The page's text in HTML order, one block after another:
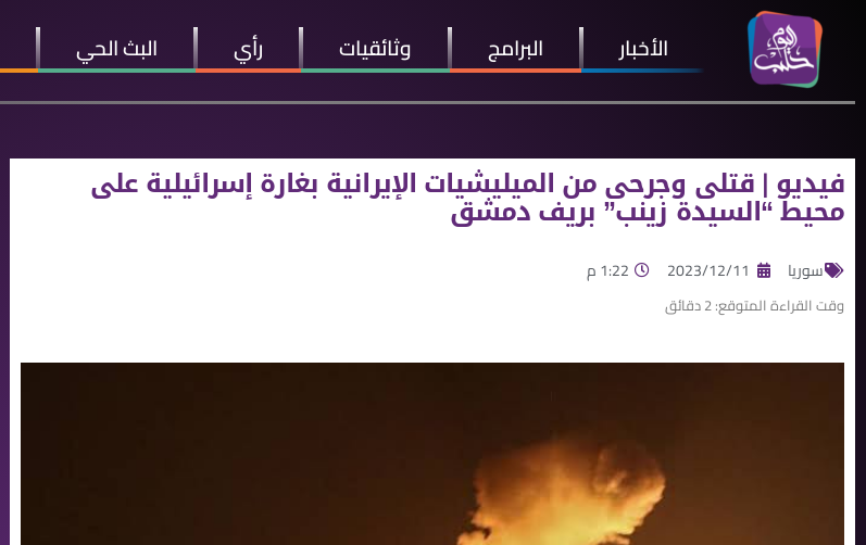
الأخبار البرامج وثائقيات رأي البث الحي
فيديو | قتلى وجرحى من الميليشيات الإيرانية بغارة إسرائيلية على
محيط “السيدة زينب” بريف دمشق
سوريا 2023/12/11 1:22 م
وقت القراءة المتوقع:2دقائق